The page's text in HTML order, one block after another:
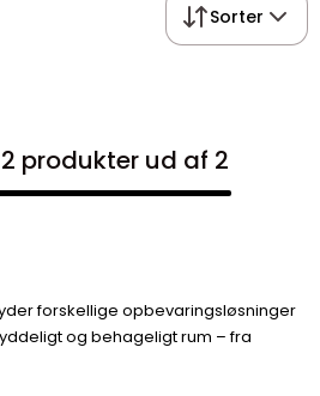
Sorter
produkter ud af 2
forskellige opbevaringsløsninger
og behageligt rum – fra